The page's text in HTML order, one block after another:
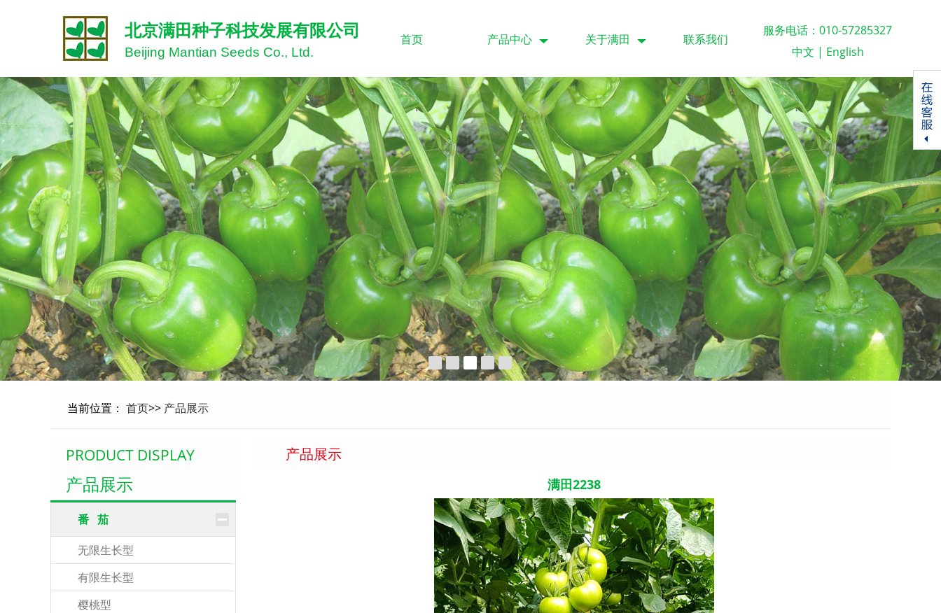
北京满田种子科技发展有限公司
Beijing Mantian Seeds Co., Ltd.
首页 产品中心 关于满田 联系我们
服务电话：010-57285327
中文 | English
当前位置： 首页>> 产品展示
PRODUCT DISPLAY
产品展示
番 茄
无限生长型
有限生长型
樱桃型
产品展示
满田2238